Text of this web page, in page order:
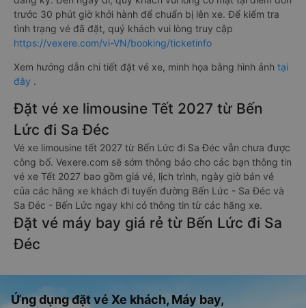
trước 30 phút giờ khởi hành để chuẩn bị lên xe. Để kiểm tra
tình trạng vé đã đặt, quý khách vui lòng truy cập
https://vexere.com/vi-VN/booking/ticketinfo
Xem hướng dẫn chi tiết đặt vé xe, minh họa bằng hình ảnh tại
đây .
Đặt vé xe limousine Tết 2027 từ Bến
Lức đi Sa Đéc
Vé xe limousine tết 2027 từ Bến Lức đi Sa Đéc vẫn chưa được
công bố. Vexere.com sẽ sớm thông báo cho các bạn thông tin
vé xe Tết 2027 bao gồm giá vé, lịch trình, ngày giờ bán vé
của các hãng xe khách đi tuyến đường Bến Lức - Sa Đéc và
Sa Đéc - Bến Lức ngay khi có thông tin từ các hãng xe.
Đặt vé máy bay giá rẻ từ Bến Lức đi Sa
Đéc
Ứng dụng đặt vé Xe khách, Máy bay,